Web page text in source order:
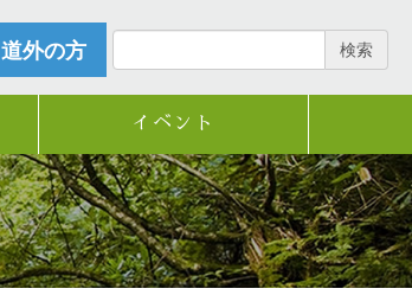
道外の方 検索
イベント